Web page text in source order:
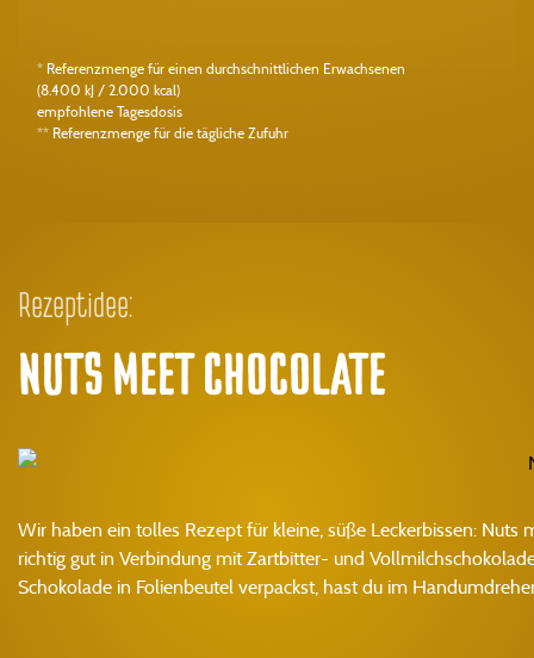
* Referenzmenge für einen durchschnittlichen Erwachsenen
(8.400 kJ / 2.000 kcal)
empfohlene Tagesdosis
** Referenzmenge für die tägliche Zufuhr
Rezeptidee:
NUTS MEET CHOCOLATE
Wir haben ein tolles Rezept für kleine, süße Leckerbissen:
richtig gut in Verbindung mit Zartbitter- und
Schokolade in Folienbeutel verpackst, hast du im